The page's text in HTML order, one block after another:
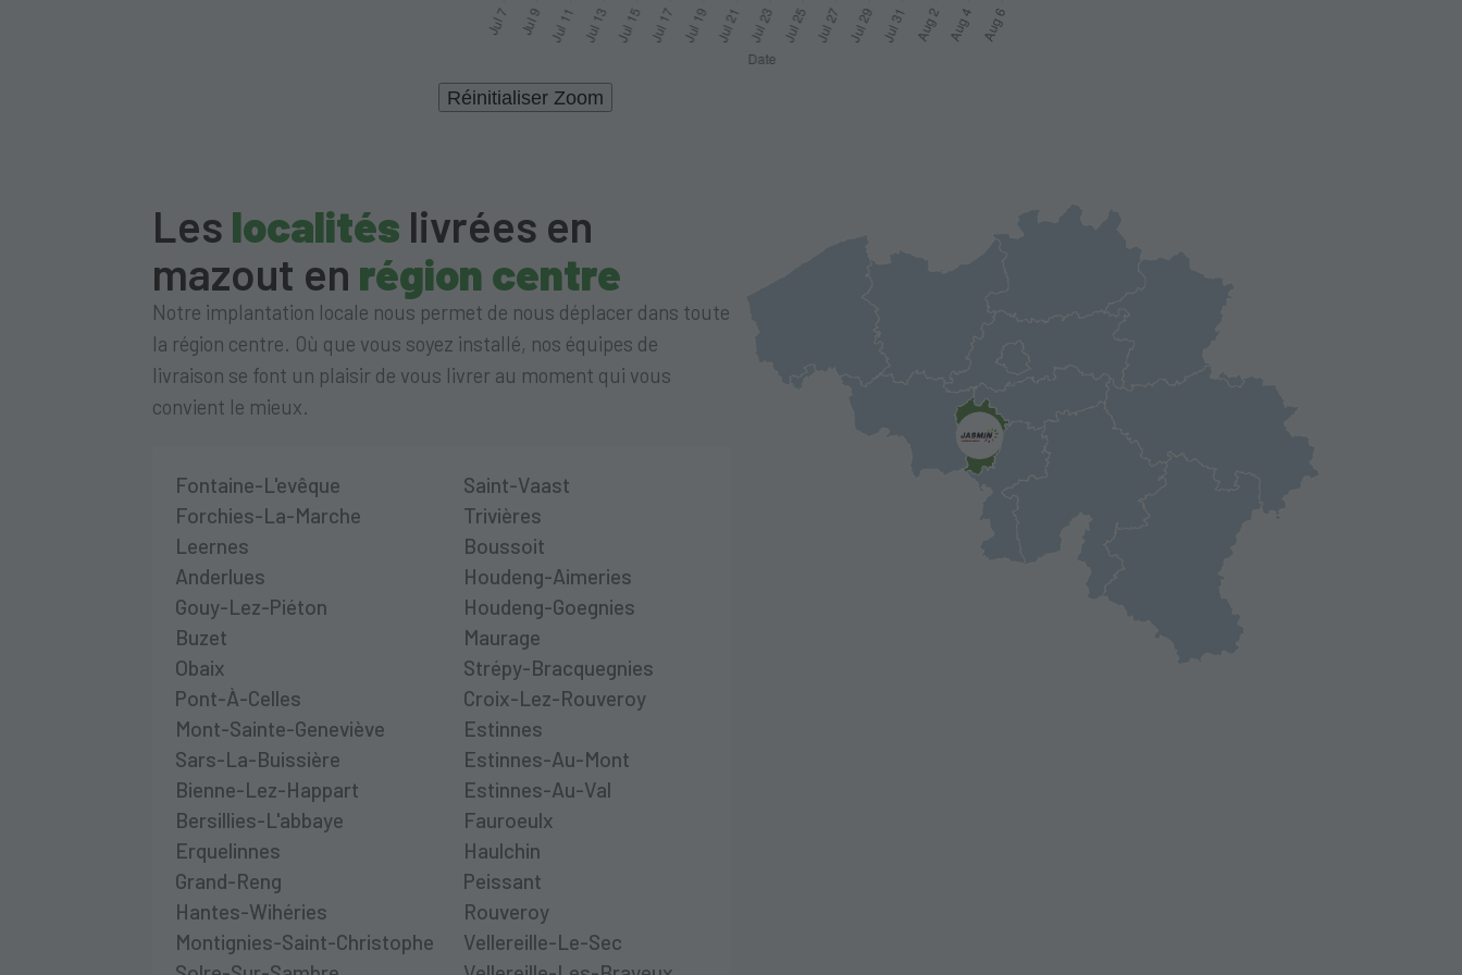
Réinitialiser Zoom
Les localités livrées en
mazout en région centre
Notre implantation locale nous permet de nous déplacer dans toute
la région centre. Où que vous soyez installé, nos équipes de
livraison se font un plaisir de vous livrer au moment qui vous
convient le mieux.
Fontaine-L'evêque
Forchies-La-Marche
Leernes
Anderlues
Gouy-Lez-Piéton
Buzet
Obaix
Pont-À-Celles
Mont-Sainte-Geneviève
Sars-La-Buissière
Bienne-Lez-Happart
Bersillies-L'abbaye
Erquelinnes
Grand-Reng
Hantes-Wihéries
Montignies-Saint-Christophe
Saint-Vaast
Trivières
Boussoit
Houdeng-Aimeries
Houdeng-Goegnies
Maurage
Strépy-Bracquegnies
Croix-Lez-Rouveroy
Estinnes
Estinnes-Au-Mont
Estinnes-Au-Val
Fauroeulx
Haulchin
Peissant
Rouveroy
Vellereille-Le-Sec